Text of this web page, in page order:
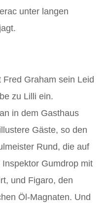
unter langen
Graham sein Leid
zu Lilli ein.
in dem Gasthaus
Gäste, so den
Rund, die auf
Gumdrop mit
und Figaro, den
Öl-Magnaten. Und